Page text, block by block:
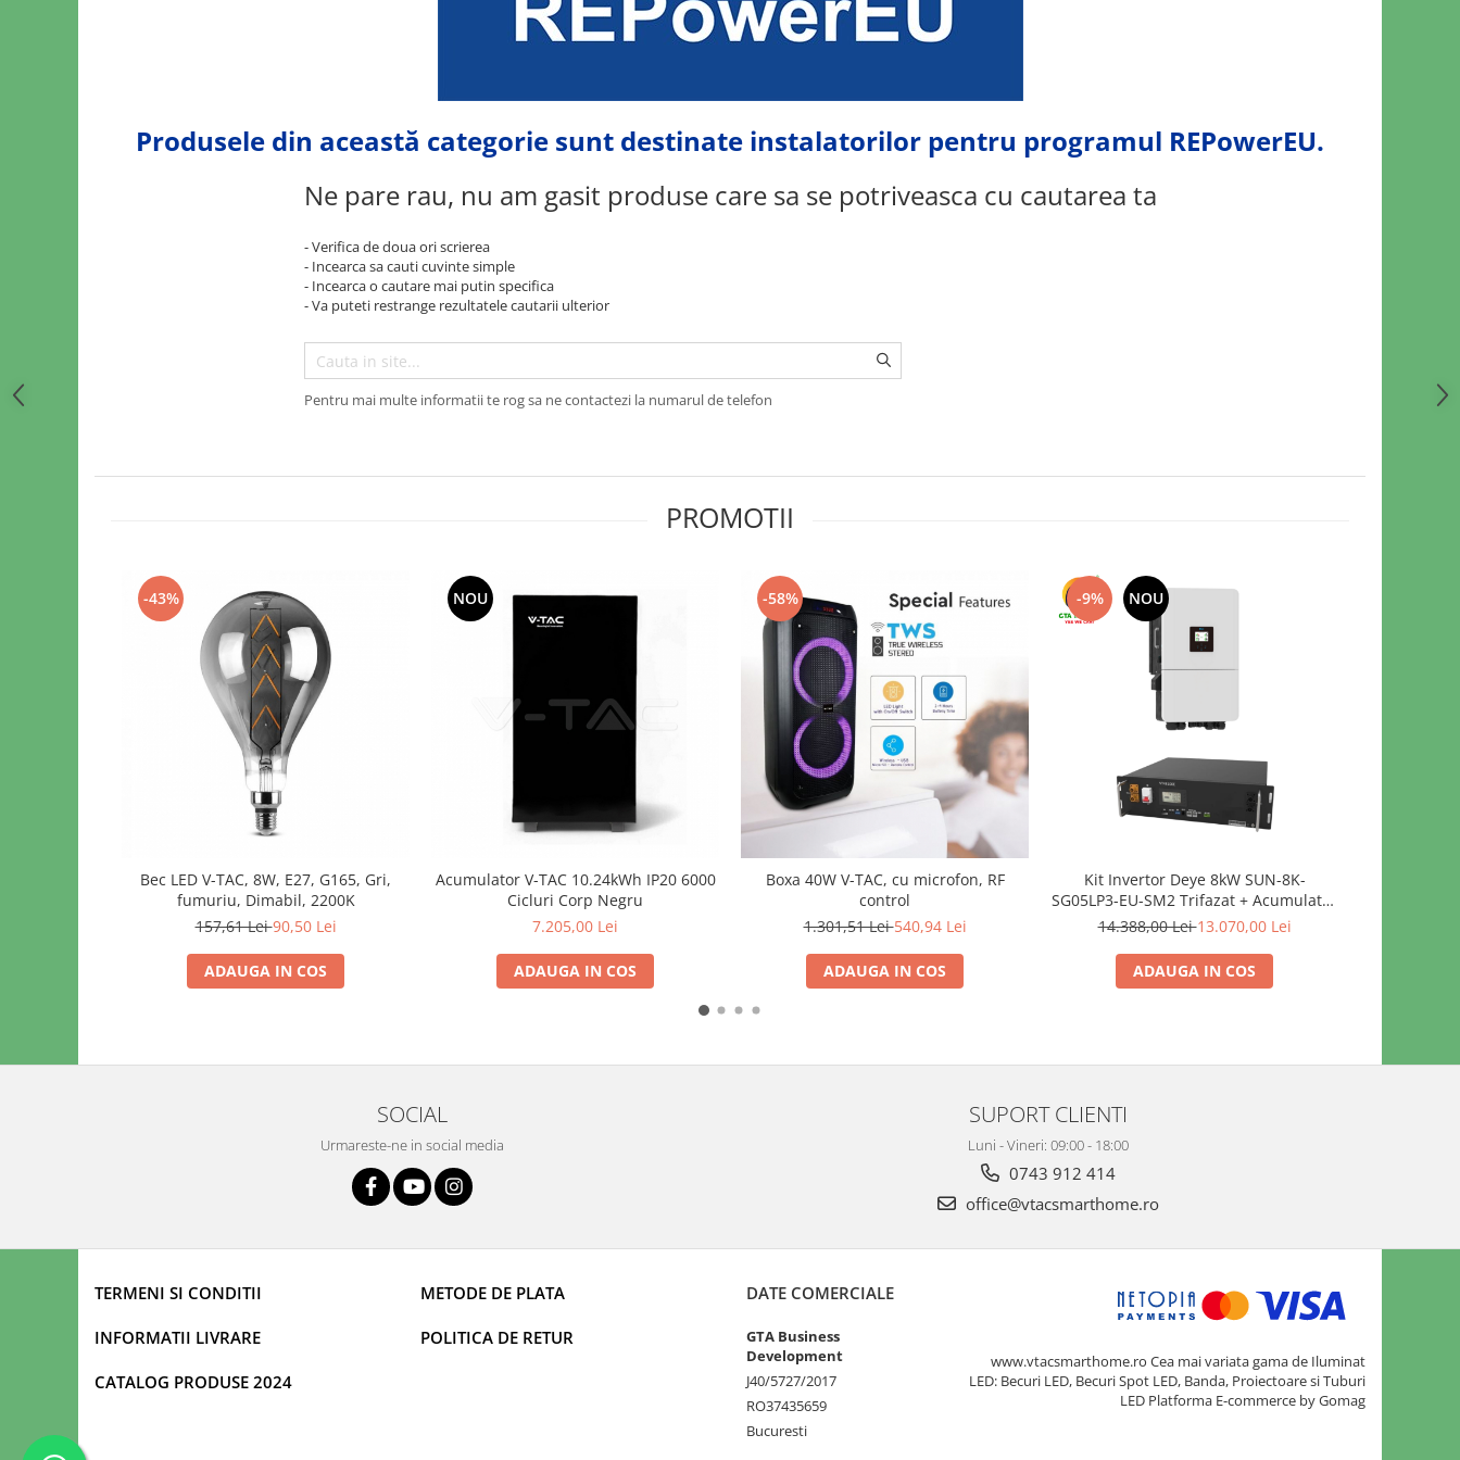
Produsele din această categorie sunt destinate instalatorilor pentru programul REPowerEU.
Ne pare rau, nu am gasit produse care sa se potriveasca cu cautarea ta
- Verifica de doua ori scrierea
- Incearca sa cauti cuvinte simple
- Incearca o cautare mai putin specifica
- Va puteti restrange rezultatele cautarii ulterior
Pentru mai multe informatii te rog sa ne contactezi la numarul de telefon
PROMOTII
-43%
Bec LED V-TAC, 8W, E27, G165, Gri,
fumuriu, Dimabil, 2200K
157,61 Lei90,50 Lei
ADAUGA IN COS
NOU
Acumulator V-TAC 10.24kWh IP20 6000
Cicluri Corp Negru
7.205,00 Lei
ADAUGA IN COS
-58%
Boxa 40W V-TAC, cu microfon, RF
control
1.301,51 Lei540,94 Lei
ADAUGA IN COS
-9% NOU
Kit Invertor Deye 8kW SUN-8K-
SG05LP3-EU-SM2 Trifazat + Acumulator
V-TAC 5.12kWh
14.388,00 Lei13.070,00 Lei
ADAUGA IN COS
SOCIAL
Urmareste-ne in social media
SUPORT CLIENTI
Luni - Vineri: 09:00 - 18:00
0743 912 414
office@vtacsmarthome.ro
TERMENI SI CONDITII
INFORMATII LIVRARE
CATALOG PRODUSE 2024
METODE DE PLATA
POLITICA DE RETUR
DATE COMERCIALE
GTA Business
Development
J40/5727/2017
RO37435659
Bucuresti
www.vtacsmarthome.ro Cea mai variata gama de Iluminat
LED: Becuri LED, Becuri Spot LED, Banda, Proiectoare si Tuburi
LED Platforma E-commerce by Gomag